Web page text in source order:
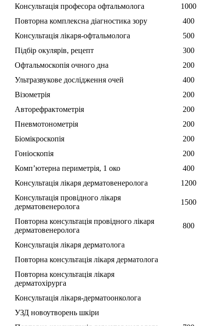
Консультація професора офтальмолога
1000
Повторна комплексна діагностика зору
400
Консультація лікаря-офтальмолога
500
Підбір окулярів, рецепт
300
Офтальмоскопія очного дна
200
Ультразвукове дослідження очей
400
Візометрія
200
Авторефрактометрія
200
Пневмотонометрія
200
Біомікроскопія
200
Гоніоскопія
200
Комп’ютерна периметрія, 1 око
400
Консультація лікаря дерматовенеролога
1200
Консультація провідного лікаря
дерматовенеролога
1500
Повторна консультація провідного лікаря
дерматовенеролога
800
Консультація лікаря дерматолога
Повторна консультація лікаря дерматолога
Повторна консультація лікаря
дерматохірурга
Консультація лікаря-дерматоонколога
УЗД новоутворень шкіри